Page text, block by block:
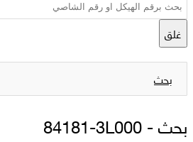
غلق
بحث
بحث -84181-3L000